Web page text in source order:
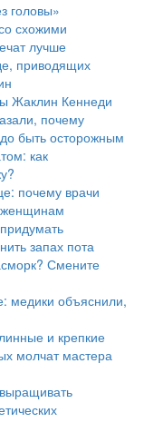
головы»
схожими
лучше
приводящих
Жаклин Кеннеди
почему
быть осторожным
как
почему врачи
женщинам
запах пота
Смените
медики объяснили,
и крепкие
молчат мастера